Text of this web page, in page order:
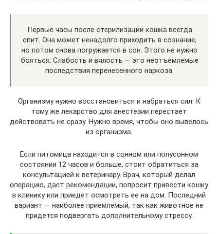
Первые часы после стерилизации кошка всегда
спит. Она может ненадолго приходить в сознание,
но потом снова погружается в сон. Этого не нужно
бояться. Слабость и вялость — это неотъемлемые
последствия перенесенного наркоза.
Организму нужно восстановиться и набраться сил. К
тому же лекарство для анестезии перестает
действовать не сразу. Нужно время, чтобы оно вывелось
из организма.
Если питомица находится в сонном или полусонном
состоянии 12 часов и больше, стоит обратиться за
консультацией к ветеринару. Врач, который делал
операцию, даст рекомендации, попросит привести кошку
в клинику или приедет осмотреть ее на дом. Последний
вариант — наиболее приемлемый, так как животное не
придется подвергать дополнительному стрессу.